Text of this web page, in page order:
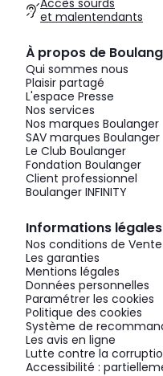
Accès sourds
et malentendants
À propos de
Qui sommes nous
Plaisir partagé
L'espace Presse
Nos services
Nos marques Boulanger
SAV marques Boulanger
Le Club Boulanger
Fondation Boulanger
Client professionnel
Boulanger INFINITY
Informations légales
Nos conditions de Vente
Les garanties
Mentions légales
Données personnelles
Paramétrer les cookies
Politique des cookies
Système de
Les avis en ligne
Lutte contre la
Accessibilité :